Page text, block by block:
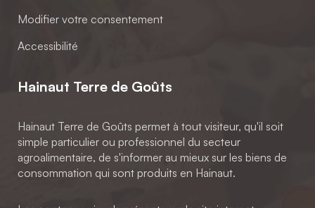
Modifier votre consentement
Accessibilité
Hainaut Terre de Goûts
Hainaut Terre de Goûts permet à tout visiteur, qu'il soit
simple particulier ou professionnel du secteur
agroalimentaire, de s'informer au mieux sur les biens de
consommation qui sont produits en Hainaut.